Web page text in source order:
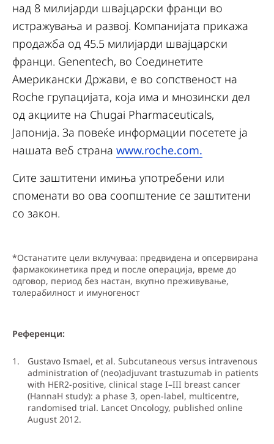
над 8 милијарди швајцарски франци во
истражувања и развој. Компанијата прикажа
продажба од 45.5 милијарди швајцарски
франци. Genentech, во Соединетите
Американски Држави, е во сопственост на
Roche групацијата, која има и мнозински дел
од акциите на Chugai Pharmaceuticals,
Јапонија. За повеќе информации посетете ја
нашата веб страна www.roche.com.
Сите заштитени имиња употребени или
споменати во ова соопштение се заштитени
со закон.
*Останатите цели вклучуваа: предвидена и опсервирана
фармакокинетика пред и после операција, време до
одговор, период без настан, вкупно преживување,
толерабилност и имуногеност
Референци:
Gustavo Ismael, et al. Subcutaneous versus intravenous
administration of (neo)adjuvant trastuzumab in patients
with HER2-positive, clinical stage I–III breast cancer
(HannaH study): a phase 3, open-label, multicentre,
randomised trial. Lancet Oncology, published online
August 2012.